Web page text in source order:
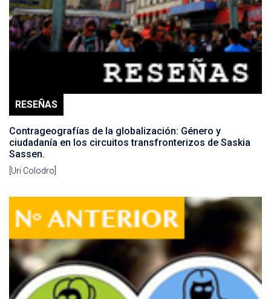
RESEÑAS
Contrageografías de la globalización: Género y
ciudadanía en los circuitos transfronterizos de Saskia
Sassen.
[Uri Colodro]